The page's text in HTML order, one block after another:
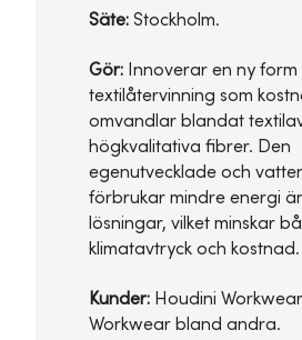
Säte: Stockholm.
Gör: Innoverar en ny form
textilåtervinning som
omvandlar blandat
högkvalitativa fibrer. Den
egenutvecklade och
förbrukar mindre energi
lösningar, vilket minskar
klimatavtryck och kostnad.
Kunder: Houdini
Workwear bland andra.